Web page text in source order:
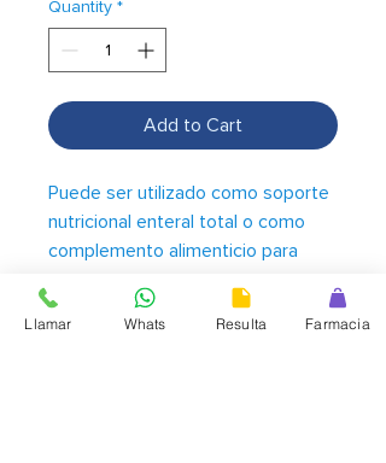
Quantity *
Add to Cart
Puede ser utilizado como soporte
nutricional enteral total o como
complemento alimenticio para
y nutricionales incrementados, o
que no consumen una dieta
Llamar Whats Resulta Farmacia